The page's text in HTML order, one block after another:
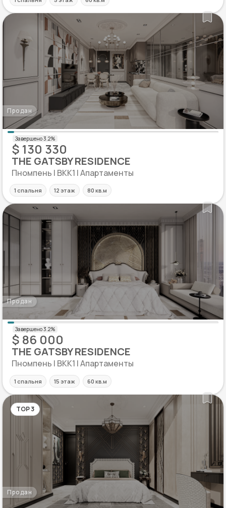
Продан
$ 130 330
THE GATSBY RESIDENCE
Пномпень | BKK1 | Апартаменты
1 спальня 12 этаж 80 кв.м
Продан
$ 86 000
THE GATSBY RESIDENCE
Пномпень | BKK1 | Апартаменты
1 спальня 15 этаж 60 кв.м
TOP 3
Продан